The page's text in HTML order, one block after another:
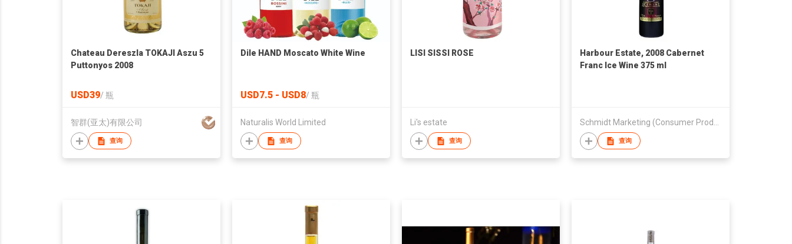
Chateau Dereszla TOKAJI Aszu 5
Puttonyos 2008
USD39/ 瓶
智群(亚太)有限公司
查询
Dile HAND Moscato White Wine
USD7.5 - USD8/ 瓶
Naturalis World Limited
查询
LISI SISSI ROSE
Li's estate
查询
Harbour Estate, 2008 Cabernet
Franc Ice Wine 375 ml
查询